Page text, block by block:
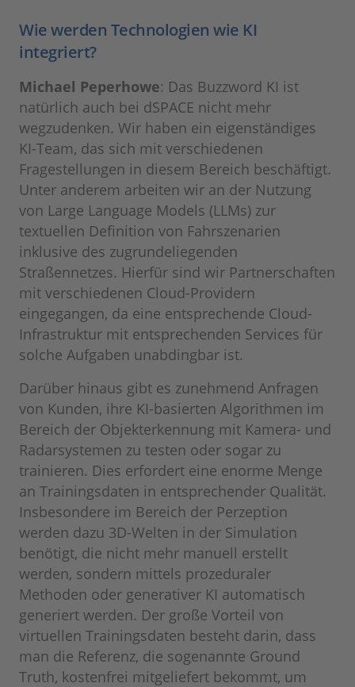
Wie werden Technologien wie KI
integriert?
Michael Peperhowe: Das Buzzword KI ist
natürlich auch bei dSPACE nicht mehr
wegzudenken. Wir haben ein eigenständiges
KI-Team, das sich mit verschiedenen
Fragestellungen in diesem Bereich beschäftigt.
Unter anderem arbeiten wir an der Nutzung
von Large Language Models (LLMs) zur
textuellen Definition von Fahrszenarien
inklusive des zugrundeliegenden
Straßennetzes. Hierfür sind wir Partnerschaften
mit verschiedenen Cloud-Providern
eingegangen, da eine entsprechende Cloud-
Infrastruktur mit entsprechenden Services für
solche Aufgaben unabdingbar ist.
Darüber hinaus gibt es zunehmend Anfragen
von Kunden, ihre KI-basierten Algorithmen im
Bereich der Objekterkennung mit Kamera- und
Radarsystemen zu testen oder sogar zu
trainieren. Dies erfordert eine enorme Menge
an Trainingsdaten in entsprechender Qualität.
Insbesondere im Bereich der Perzeption
werden dazu 3D-Welten in der Simulation
benötigt, die nicht mehr manuell erstellt
werden, sondern mittels prozeduraler
Methoden oder generativer KI automatisch
generiert werden. Der große Vorteil von
virtuellen Trainingsdaten besteht darin, dass
man die Referenz, die sogenannte Ground
Truth, kostenfrei mitgeliefert bekommt, um